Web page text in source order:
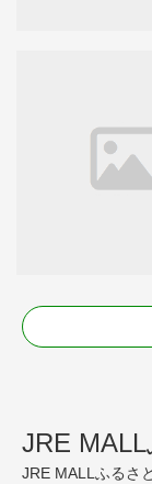
JRE
JRE MALLふるさ